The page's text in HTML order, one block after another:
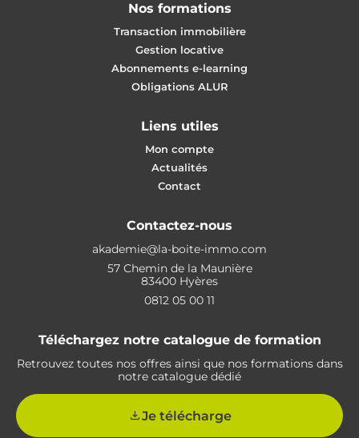
Nos formations
Transaction immobilière
Gestion locative
Abonnements e-learning
Obligations ALUR
Liens utiles
Mon compte
Actualités
Contact
Contactez-nous
akademie@la-boite-immo.com
57 Chemin de la Maunière
83400 Hyères
0812 05 00 11
Téléchargez notre catalogue de formation
Retrouvez toutes nos offres ainsi que nos formations dans
notre catalogue dédié
Je télécharge